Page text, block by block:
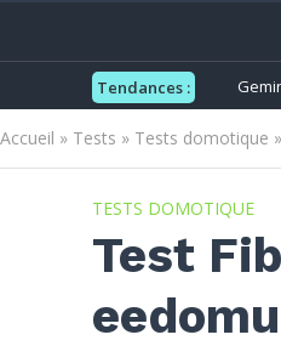
Tendances :
Accueil » Tests » Tests domotique »
TESTS DOMOTIQUE
Test